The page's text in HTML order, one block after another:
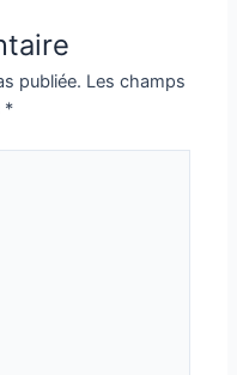
publiée. Les champs
*